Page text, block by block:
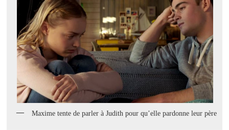
Maxime tente de parler à Judith pour qu’elle pardonne leur père